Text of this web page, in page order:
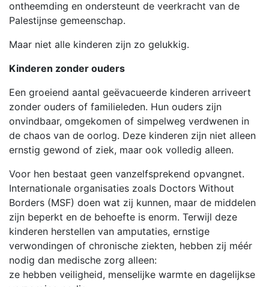
ontheemding en ondersteunt de veerkracht van de
Palestijnse gemeenschap.
Maar niet alle kinderen zijn zo gelukkig.
Kinderen zonder ouders
Een groeiend aantal geëvacueerde kinderen arriveert
zonder ouders of familieleden. Hun ouders zijn
onvindbaar, omgekomen of simpelweg verdwenen in
de chaos van de oorlog. Deze kinderen zijn niet alleen
ernstig gewond of ziek, maar ook volledig alleen.
Voor hen bestaat geen vanzelfsprekend opvangnet.
Internationale organisaties zoals Doctors Without
Borders (MSF) doen wat zij kunnen, maar de middelen
zijn beperkt en de behoefte is enorm. Terwijl deze
kinderen herstellen van amputaties, ernstige
verwondingen of chronische ziekten, hebben zij méér
nodig dan medische zorg alleen:
ze hebben veiligheid, menselijke warmte en dagelijkse